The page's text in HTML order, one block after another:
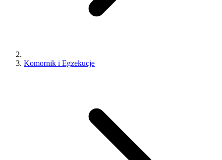
Komornik i Egzekucje